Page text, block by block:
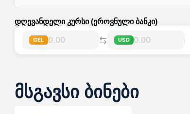
დღევანდელი კურსი (ეროვნული ბანკი)
GEL USD
მსგავსი ბინები